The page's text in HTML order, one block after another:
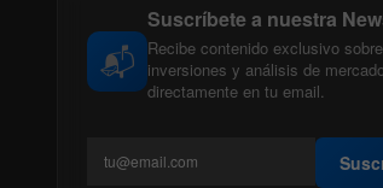
📬
Suscríbete a nuestra
Recibe contenido exclusivo
inversiones y análisis de
directamente en tu email.